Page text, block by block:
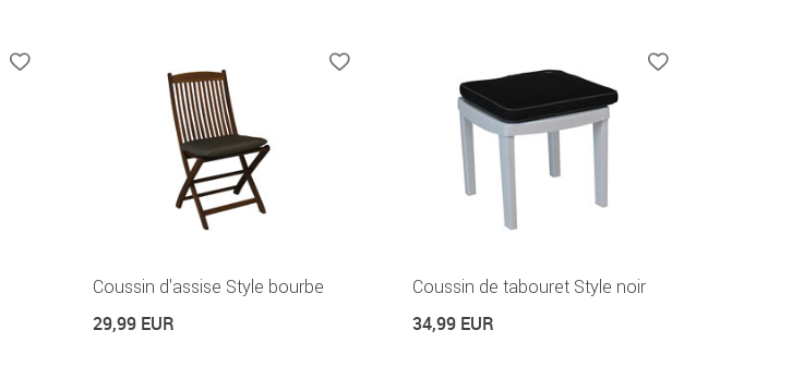
Coussin d'assise Style bourbe
29,99 EUR
Coussin de tabouret Style noir
34,99 EUR